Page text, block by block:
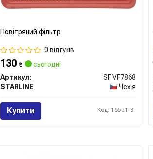
Повітряний фільтр
0 відгуків
130 ₴
сьогодні
Артикул:
SF VF7868
STARLINE
Чехія
Купити Код: 16551-3